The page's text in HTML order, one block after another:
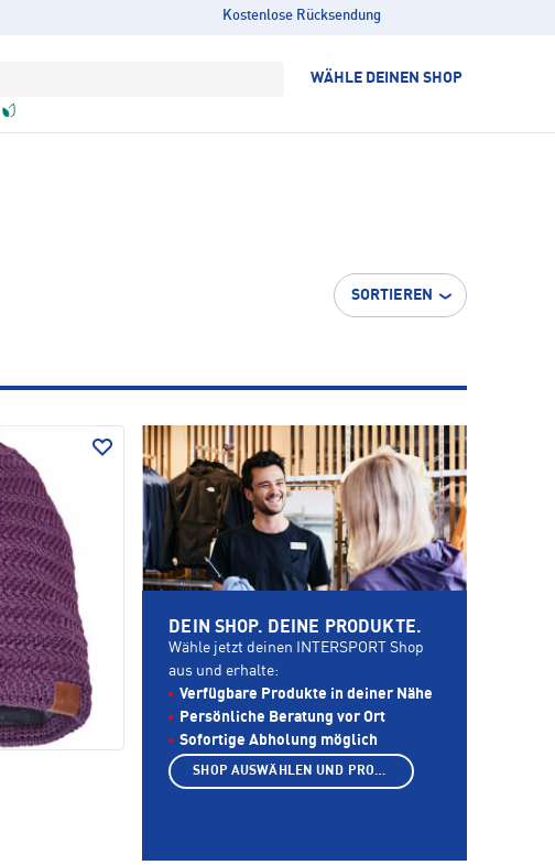
Kostenlose Rücksendung
WÄHLE DEINEN SHOP
SORTIEREN
DEIN SHOP. DEINE PRODUKTE.
Wähle jetzt deinen INTERSPORT Shop
aus und erhalte:
Verfügbare Produkte in deiner Nähe
Persönliche Beratung vor Ort
Sofortige Abholung möglich
SHOP AUSWÄHLEN UND PRODUKTE ANZEIGEN